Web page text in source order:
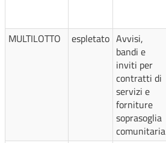
MULTILOTTO
espletato Avvisi,
bandi e
inviti per
contratti di
servizi e
forniture
soprasoglia
comunitaria